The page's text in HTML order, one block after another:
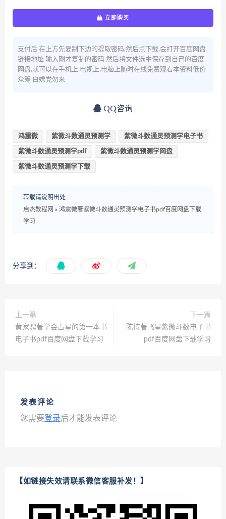
立即购买
支付后 在上方先复制下边的提取密码,然后点下载,会打开百度网盘
链接地址 输入刚才复制的密码 然后将文件选中保存到自己的百度
网盘,就可以在手机上,电视上,电脑上随时在线免费观看本资料低价
众筹 白嫖党勿来
QQ咨询
鸿震微 紫微斗数通灵预测学 紫微斗数通灵预测学电子书
紫微斗数通灵预测学pdf 紫微斗数通灵预测学网盘
紫微斗数通灵预测学下载
转载请说明出处
启杰教程网 » 鸿震微著紫微斗数通灵预测学电子书pdf百度网盘下载
学习
分享到：
上一篇
黄家骋著学会占星的第一本书
电子书pdf百度网盘下载学习
下一篇
陈抟著飞星紫微斗数电子书
pdf百度网盘下载学习
发表评论
您需要登录后才能发表评论
【如链接失效请联系微信客服补发！】